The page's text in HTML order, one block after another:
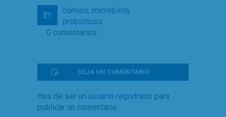
cómics, microbiota,
probioticos
0 comentarios
DEJA UN COMENTARIO
Has de ser un usuario registrado para
publicar un comentario.